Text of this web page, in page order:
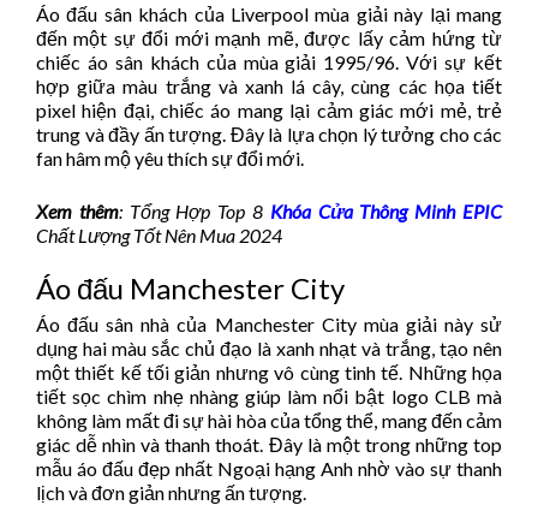
Áo đấu sân khách của Liverpool mùa giải này lại mang
đến một sự đổi mới mạnh mẽ, được lấy cảm hứng từ
chiếc áo sân khách của mùa giải 1995/96. Với sự kết
hợp giữa màu trắng và xanh lá cây, cùng các họa tiết
pixel hiện đại, chiếc áo mang lại cảm giác mới mẻ, trẻ
trung và đầy ấn tượng. Đây là lựa chọn lý tưởng cho các
fan hâm mộ yêu thích sự đổi mới.
Xem thêm: Tổng Hợp Top 8 Khóa Cửa Thông Minh EPIC
Chất Lượng Tốt Nên Mua 2024
Áo đấu Manchester City
Áo đấu sân nhà của Manchester City mùa giải này sử
dụng hai màu sắc chủ đạo là xanh nhạt và trắng, tạo nên
một thiết kế tối giản nhưng vô cùng tinh tế. Những họa
tiết sọc chìm nhẹ nhàng giúp làm nổi bật logo CLB mà
không làm mất đi sự hài hòa của tổng thể, mang đến cảm
giác dễ nhìn và thanh thoát. Đây là một trong những top
mẫu áo đấu đẹp nhất Ngoại hạng Anh nhờ vào sự thanh
lịch và đơn giản nhưng ấn tượng.